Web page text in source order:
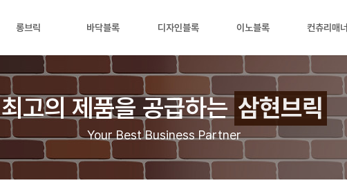
롱브릭 바닥블록 디자인블록 이노블록 컨츄리매너
최고의 제품을 공급하는삼현브릭
Your Best Business Partner